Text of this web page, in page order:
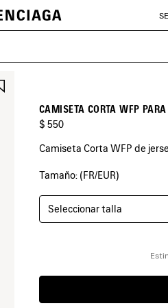
FAVORITOSCAMISETA CORTA WFP
$ 550
Camiseta Corta WFP de
COLORES
AZUL
MARINO
Tamaño: (FR/EUR)
Seleccionar talla